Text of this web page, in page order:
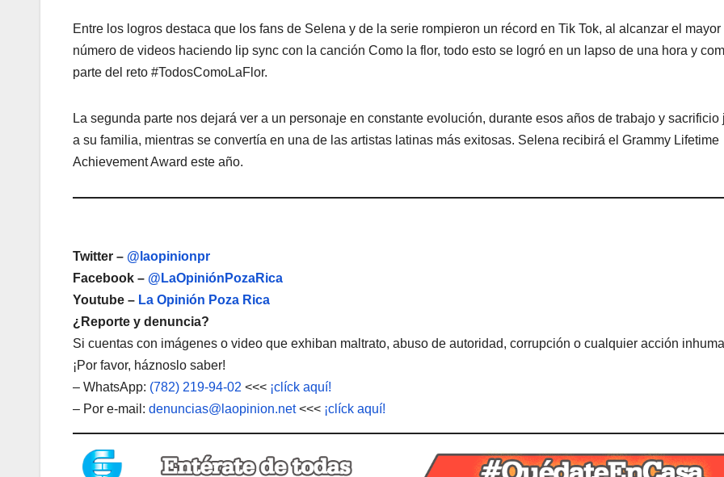
Entre los logros destaca que los fans de Selena y de la serie rompieron un récord en Tik Tok, al alcanzar el mayor
número de videos haciendo lip sync con la canción Como la flor, todo esto se logró en un lapso de una hora y
parte del reto #TodosComoLaFlor.
La segunda parte nos dejará ver a un personaje en constante evolución, durante esos años de trabajo y sacrificio
a su familia, mientras se convertía en una de las artistas latinas más exitosas. Selena recibirá el Grammy Lifetime
Achievement Award este año.
Twitter – @laopinionpr
Facebook – @LaOpiniónPozaRica
Youtube – La Opinión Poza Rica
¿Reporte y denuncia?
Si cuentas con imágenes o video que exhiban maltrato, abuso de autoridad, corrupción o cualquier acción
¡Por favor, háznoslo saber!
– WhatsApp: (782) 219-94-02 <<< ¡clíck aquí!
– Por e-mail: denuncias@laopinion.net<<< ¡clíck aquí!